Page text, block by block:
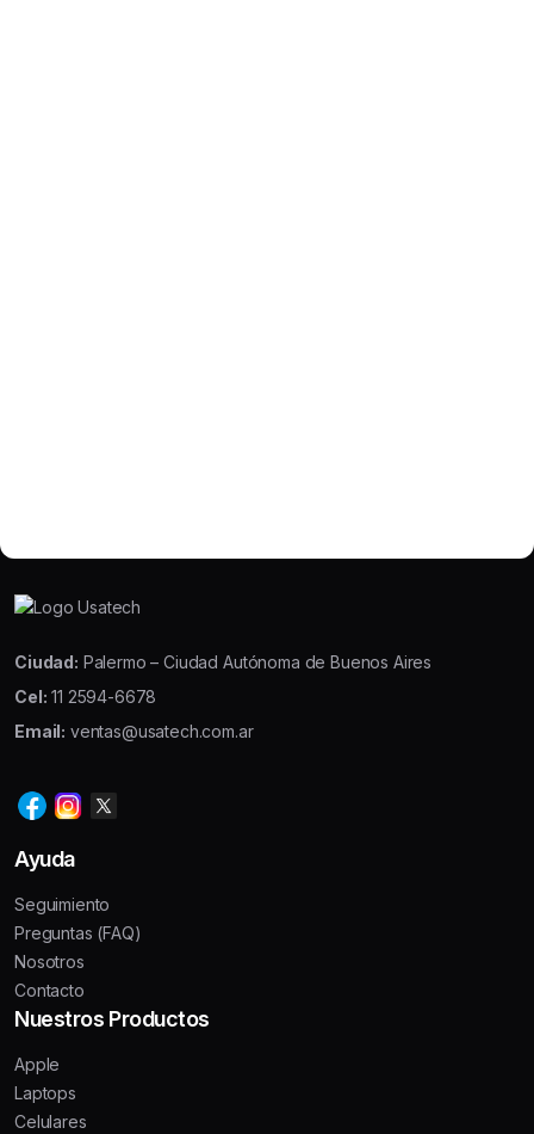
Ciudad: Palermo – Ciudad Autónoma de Buenos Aires
Cel: 11 2594-6678
Email: ventas@usatech.com.ar
Ayuda
Seguimiento
Preguntas (FAQ)
Nosotros
Contacto
Nuestros Productos
Apple
Laptops
Celulares